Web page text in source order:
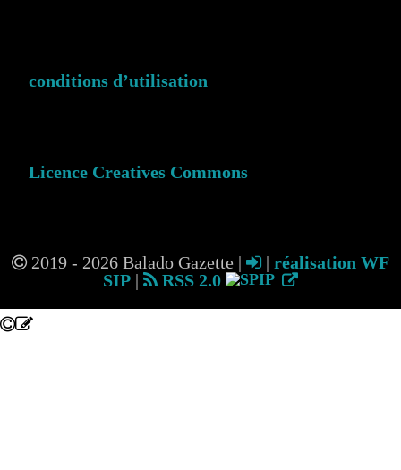
conditions d’utilisation
Licence Creatives Commons
2019 - 2026 Balado Gazette | | réalisation WF
SIP | RSS 2.0